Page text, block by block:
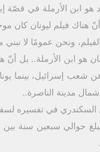
هو ابن الأرملة في قصّة
أنّ هناك فيلم ليونان كان
ونحن عمومًا لا نبني
هو ابن الأرملة.. بل
مدينة الناصرة..
في تفسيره
حوالي سبعين سنة